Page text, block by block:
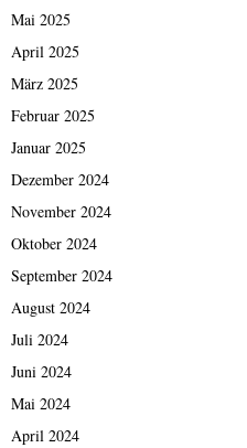
Mai 2025
April 2025
März 2025
Februar 2025
Januar 2025
Dezember 2024
November 2024
Oktober 2024
September 2024
August 2024
Juli 2024
Juni 2024
Mai 2024
April 2024